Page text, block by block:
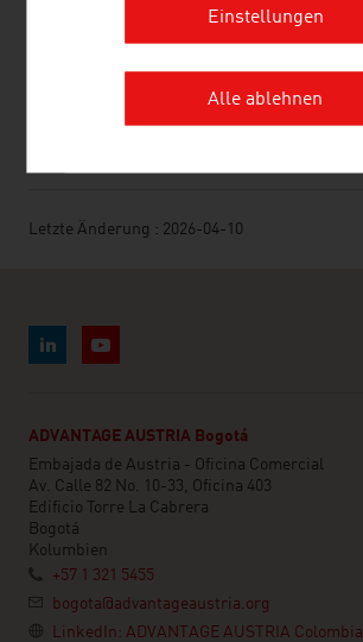
SEITE EMPFEHLEN
Letzte Änderung : 2026-04-10
ADVANTAGE AUSTRIA Bogotá
Embajada de Austria - Oficina Comercial
Av. Calle 82 No. 10-33, Oficina 403
Edificio Torre La Cabrera
Bogotá
Kolumbien
+57 1 321 5455
bogota@advantageaustria.org
LinkedIn: ADVANTAGE AUSTRIA Colombia
Einstellungen
Alle ablehnen